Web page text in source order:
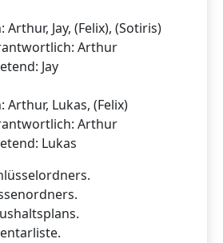
Arthur, Jay, (Felix), (Sotiris)
Arthur
Jay
Arthur, Lukas, (Felix)
Arthur
Lukas